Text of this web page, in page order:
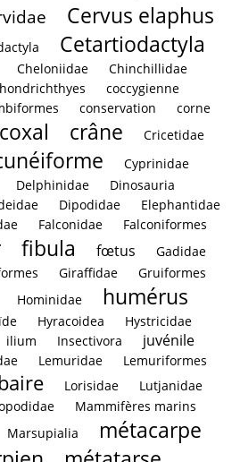
Cervus elaphus
Cetartiodactyla
Cheloniidae
Chinchillidae
coccygienne
conservation
corne
coxal crâne Cricetidae
Cyprinidae
Delphinidae
Dinosauria
Dipodidae
Elephantidae
Falconidae
Falconiformes
fibula fœtus
Gadidae
Giraffidae
Gruiformes
Hominidae humérus
Hyracoidea
Hystricidae
ilium Insectivora juvénile
Lemuridae
Lemuriformes
Lorisidae
Lutjanidae
Mammifères marins
Marsupialia
métacarpe